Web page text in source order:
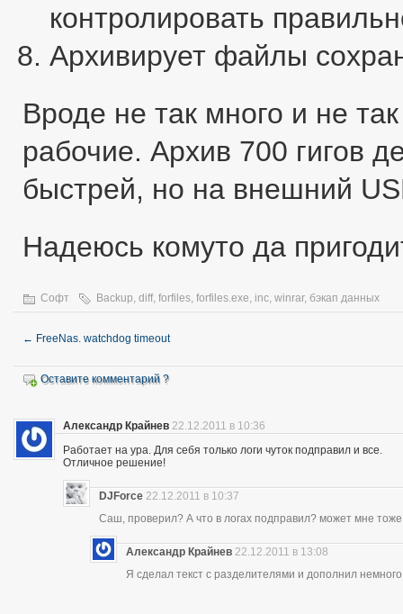
контролировать
Архивирует файлы
Вроде не так много и не
рабочие. Архив 700 гигов
быстрей, но на внешний
Надеюсь комуто да
Софт Backup diff, forfiles forfiles.exe inc winrar, бэкап данных
← FreeNas. watchdog timeout
Оставите комментарий ?
Александр Крайнев 22.12.2011 в 10:36
Работает на ура. Для себя только логи чуток подправил и все.
Отличное решение!
DJForce 22.12.2011 в 10:37
Саш, проверил? А что в логах подправил? может мне
Александр Крайнев 22.12.2011 в 13:08
Я сделал текст с разделителями и дополнил